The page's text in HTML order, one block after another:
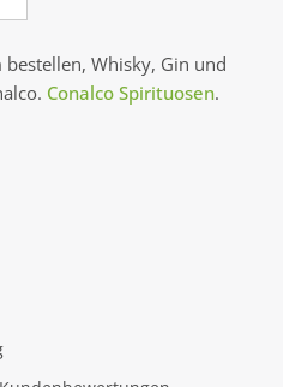
Whisky, Gin und
Conalco Spirituosen.